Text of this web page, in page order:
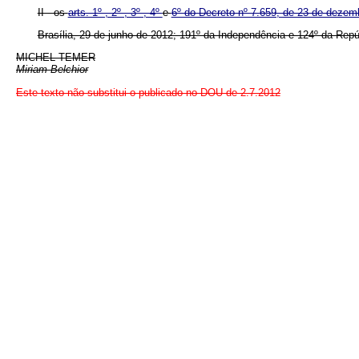
II - osarts. 1º , 2º , 3º , 4ºe6º do Decreto nº 7.659, de 23 de
Brasília, 29 de junho de 2012; 191º da Independência e 124º da
MICHEL TEMER
Miriam Belchior
Este texto não substitui o publicado no DOU de 2.7.2012